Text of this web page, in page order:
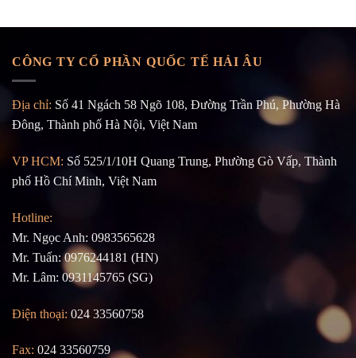
CÔNG TY CỔ PHẦN QUỐC TẾ HẢI ÂU
Địa chỉ: Số 41 Ngách 58 Ngõ 108, Đường Trần Phú, Phường Hà
Đông, Thành phố Hà Nội, Việt Nam
VP HCM: Số 525/1/10H Quang Trung, Phường Gò Vấp, Thành
phố Hồ Chí Minh, Việt Nam
Hotline:
Mr. Ngọc Anh: 0983565628
Mr. Tuấn: 0976244181 (HN)
Mr. Lâm: 0931145765 (SG)
Điện thoại: 024 33560758
Fax: 024 33560759